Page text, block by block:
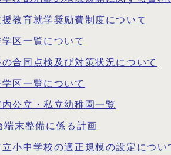
教育就学奨励費制度について
区一覧について
合同点検及び対策状況について
区一覧について
内公立・私立幼稚園一覧
端末整備に係る計画
立小中学校の適正規模の設定につい